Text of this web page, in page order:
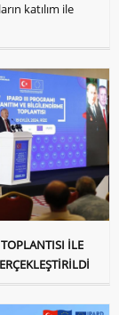
katılım ile
İLE